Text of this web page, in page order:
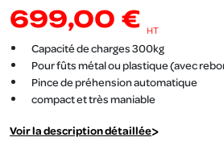
699,00 € HT
Capacité de charges 300kg
Pour fûts métal ou plastique (avec
Pince de préhension automatique
compact et très maniable
Voir la description détaillée